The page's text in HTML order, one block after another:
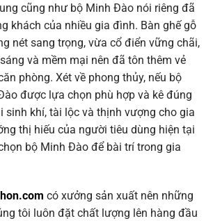
cũng như bộ Minh Đào nói riêng đã
khách của nhiều gia đình. Bàn ghế gỗ
nét sang trọng, vừa cổ điển vững chãi,
và mềm mại nên đã tôn thêm vẻ
phòng. Xét về phong thủy, nếu bộ
được lựa chọn phù hợp và kê đúng
sinh khí, tài lộc và thịnh vượng cho gia
thị hiếu của người tiêu dùng hiện tại
bộ Minh Đào để bài trí trong gia
có xưởng sản xuất nên những
tôi luôn đặt chất lượng lên hàng đầu